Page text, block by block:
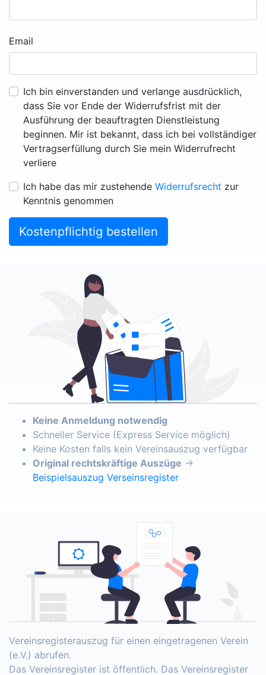
Email
Ich bin einverstanden und verlange ausdrücklich,
dass Sie vor Ende der Widerrufsfrist mit der
Ausführung der beauftragten Dienstleistung
beginnen. Mir ist bekannt, dass ich bei vollständiger
Vertragserfüllung durch Sie mein Widerrufrecht
verliere
Ich habe das mir zustehende Widerrufsrecht zur
Kenntnis genommen
Kostenpflichtig bestellen
Keine Anmeldung notwendig
Schneller Service (Express Service möglich)
Keine Kosten falls kein Vereinsauszug verfügbar
Original rechtskräftige Auszüge →
Beispielsauszug Verseinsregister
Vereinsregisterauszug für einen eingetragenen Verein
(e.V.) abrufen.
Das Vereinsregister ist öffentlich. Das Vereinsregister